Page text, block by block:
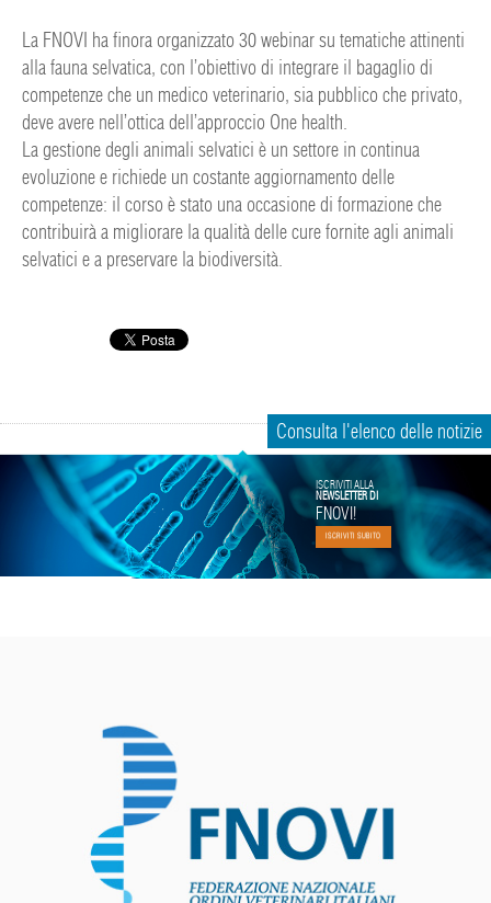
La FNOVI ha finora organizzato 30 webinar su tematiche attinenti
alla fauna selvatica, con l’obiettivo di integrare il bagaglio di
competenze che un medico veterinario, sia pubblico che privato,
deve avere nell’ottica dell’approccio One health.
La gestione degli animali selvatici è un settore in continua
evoluzione e richiede un costante aggiornamento delle
competenze: il corso è stato una occasione di formazione che
contribuirà a migliorare la qualità delle cure fornite agli animali
selvatici e a preservare la biodiversità.
Consulta l'elenco delle notizie
FNOVI!
ISCRIVITI SUBITO
ISCRIVITI ALLA
NEWSLETTER DI